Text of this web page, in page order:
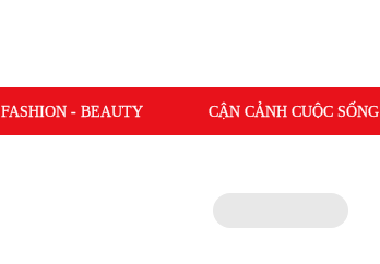
FASHION - BEAUTY CẬN CẢNH CUỘC SỐNG